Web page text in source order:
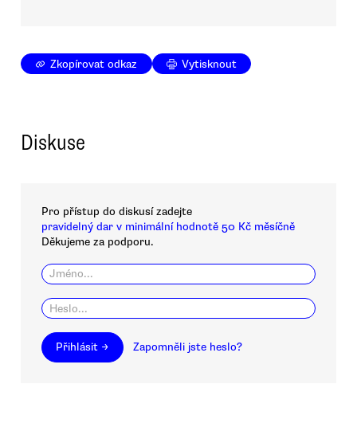
Zkopírovat odkaz Vytisknout
Diskuse
Pro přístup do diskusí zadejte
pravidelný dar v minimální hodnotě 50 Kč měsíčně
Děkujeme za podporu.
Přihlásit → Zapomněli jste heslo?